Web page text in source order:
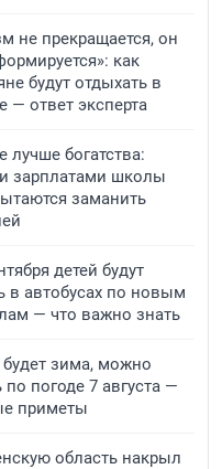
не прекращается, он
как
будут отдыхать в
— ответ эксперта
лучше богатства:
зарплатами школы
заманить
детей будут
в автобусах по новым
— что важно знать
зима, можно
по погоде 7 августа —
приметы
область накрыл